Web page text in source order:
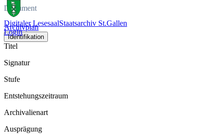
Digitaler LesesaalStaatsarchiv St.Gallen
Login
Dokument
Archivplan
Identifikation
Titel
Signatur
Stufe
Entstehungszeitraum
Archivalienart
Ausprägung